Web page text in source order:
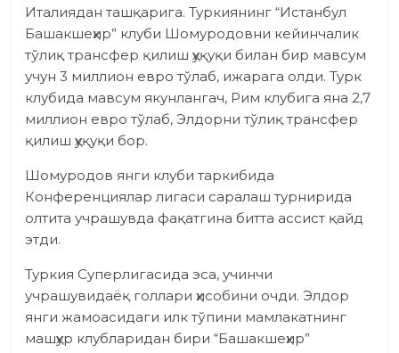
Италиядан ташқарига. Туркиянинг “Истанбул
Башакшеҳир” клуби Шомуродовни кейинчалик
тўлиқ трансфер қилиш ҳуқуқи билан бир мавсум
учун 3 миллион евро тўлаб, ижарага олди. Турк
клубида мавсум якунлангач, Рим клубига яна 2,7
миллион евро тўлаб, Элдорни тўлиқ трансфер
қилиш ҳуқуқи бор.
Шомуродов янги клуби таркибида
Конференциялар лигаси саралаш турнирида
олтита учрашувда фақатгина битта ассист қайд
этди.
Туркия Суперлигасида эса, учинчи
учрашувидаёқ голлари ҳисобини очди. Элдор
янги жамоасидаги илк тўпини мамлакатнинг
машҳур клубларидан бири “Башакшеҳир”